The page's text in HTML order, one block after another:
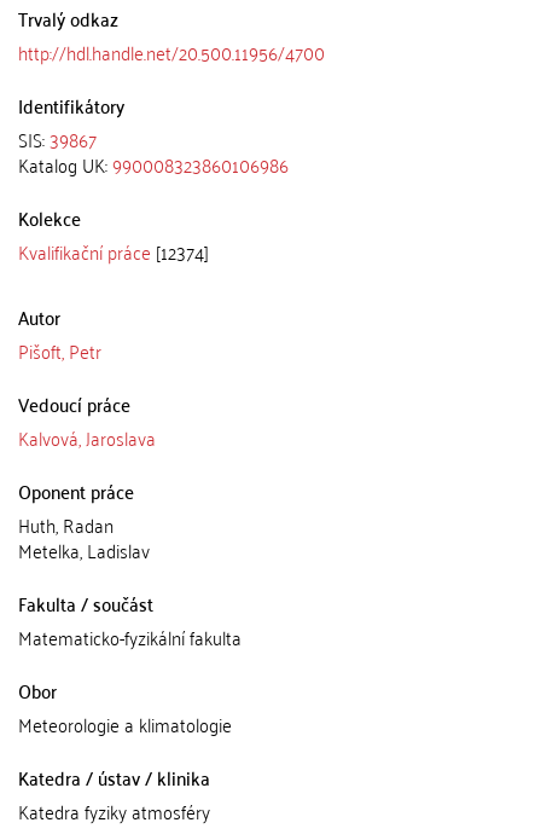
Trvalý odkaz
http://hdl.handle.net/20.500.11956/4700
Identifikátory
SIS:39867
Katalog UK:990008323860106986
Kolekce
Kvalifikační práce [12374]
Autor
Pišoft, Petr
Vedoucí práce
Kalvová, Jaroslava
Oponent práce
Huth, Radan
Metelka, Ladislav
Fakulta / součást
Matematicko-fyzikální fakulta
Obor
Meteorologie a klimatologie
Katedra / ústav / klinika
Katedra fyziky atmosféry